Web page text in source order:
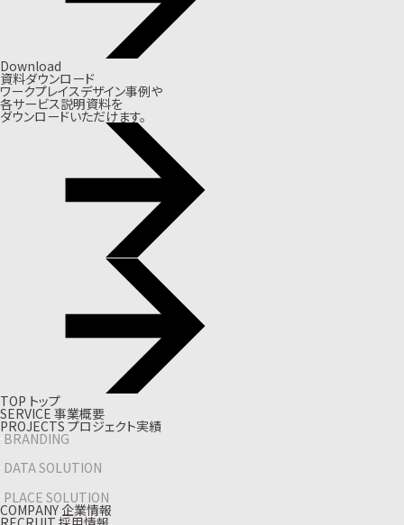
Download
資料ダウンロード
ワークプレイスデザイン事例や
各サービス説明資料を
ダウンロードいただけます。
TOP トップ
SERVICE 事業概要
PROJECTS プロジェクト実績
BRANDING
DATA SOLUTION
PLACE SOLUTION
COMPANY企業情報